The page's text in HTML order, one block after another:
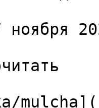
ноября